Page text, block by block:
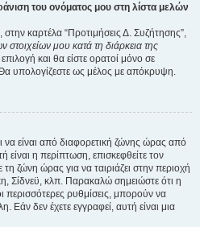
του ονόματος μου στη λίστα μελών
καρτέλα “Προτιμήσεις Δ. Συζήτησης”,
μου κατά τη διάρκεια της
και θα είστε ορατοί μόνο σε
Θα υπολογίζεστε ως μέλος με απόκρυψη.
να είναι από διαφορετική ζώνης ώρας από
η περίπτωση, επισκεφθείτε τον
ζώνη ώρας για να ταιριάζει στην περιοχή
Σίδνεϋ, κλπ. Παρακαλώ σημειώστε ότι η
ρυθμίσεις, μπορούν να
Εάν δεν έχετε εγγραφεί, αυτή είναι μια